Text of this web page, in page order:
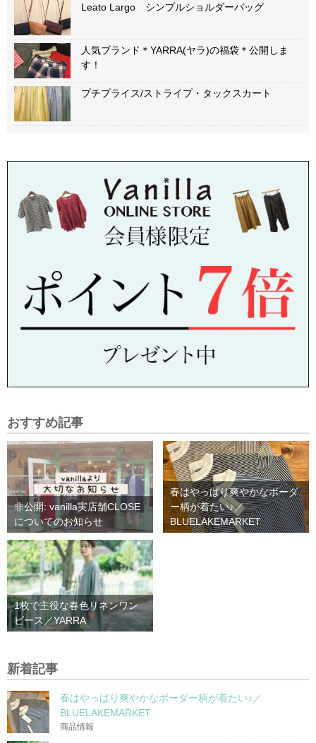
Leato Largo シンプルショルダーバッグ
人気ブランド＊YARRA(ヤラ)の福袋＊公開しま
す！
プチプライス/ストライプ・タックスカート
おすすめ記事
非公開: vanilla実店舗CLOSE
についてのお知らせ
春はやっぱり爽やかなボーダ
ー柄が着たい♪／
BLUELAKEMARKET
1枚で主役な春色リネンワン
ピース／YARRA
新着記事
春はやっぱり爽やかなボーダー柄が着たい♪／
BLUELAKEMARKET
商品情報